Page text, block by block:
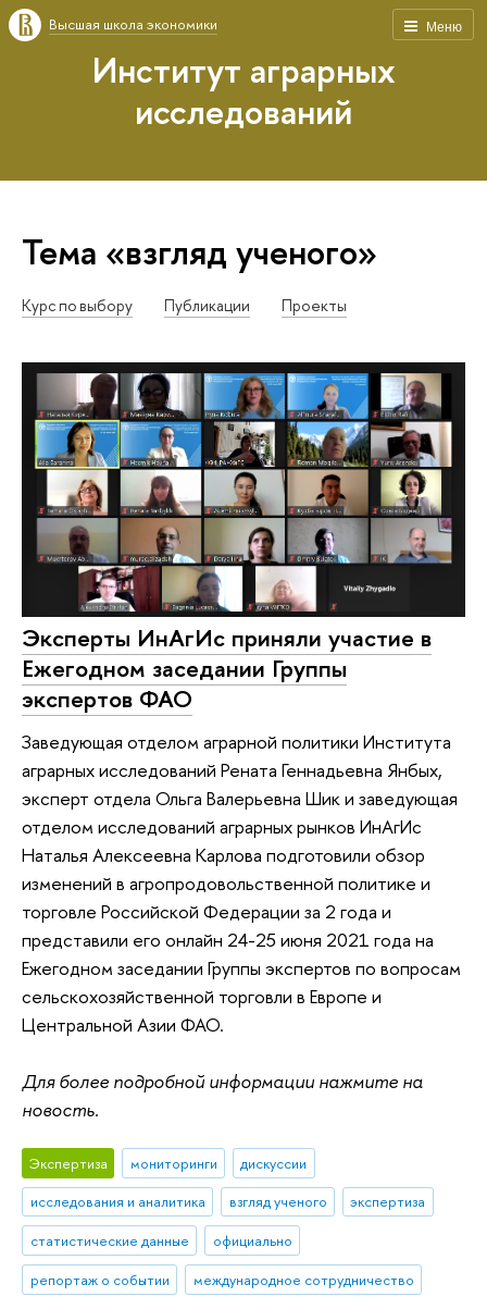
Меню
Высшая школа экономики
Институт аграрных
исследований
Тема «взгляд ученого»
Курс по выбору Публикации Проекты
Эксперты ИнАгИс приняли участие в
Ежегодном заседании Группы
экспертов ФАО
Заведующая отделом аграрной политики Института
аграрных исследований Рената Геннадьевна Янбых,
эксперт отдела Ольга Валерьевна Шик и заведующая
отделом исследований аграрных рынков ИнАгИс
Наталья Алексеевна Карлова подготовили обзор
изменений в агропродовольственной политике и
торговле Российской Федерации за 2 года и
представили его онлайн 24-25 июня 2021 года на
Ежегодном заседании Группы экспертов по вопросам
сельскохозяйственной торговли в Европе и
Центральной Азии ФАО.
Для более подробной информации нажмите на
новость.
Экспертиза мониторинги
дискуссии
исследования и аналитика
взгляд ученого
экспертиза
статистические данные
официально
репортаж о событии
международное сотрудничество